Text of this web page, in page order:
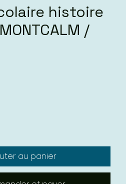
histoire
/
au panier